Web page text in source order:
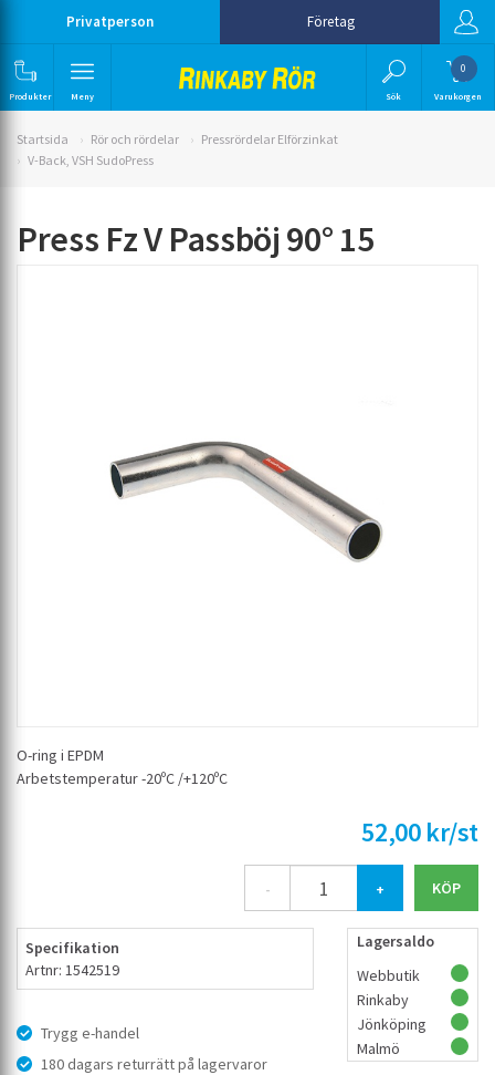
Privatperson Företag
Produkter Meny Sök
0
Varukorgen
Startsida Rör och rördelar
Pressrördelar Elförzinkat
V-Back, VSH SudoPress
Press Fz V Passböj 90° 15
O-ring i EPDM
Arbetstemperatur -20ºC /+120ºC
52,00 kr/st
- +
Specifikation
Artnr: 1542519
Trygg e-handel
180 dagars returrätt på lagervaror
Lagersaldo
Webbutik
Rinkaby
Jönköping
Malmö